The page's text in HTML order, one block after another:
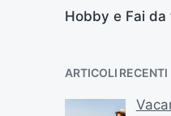
Hobby e Fai da
ARTICOLI RECENTI